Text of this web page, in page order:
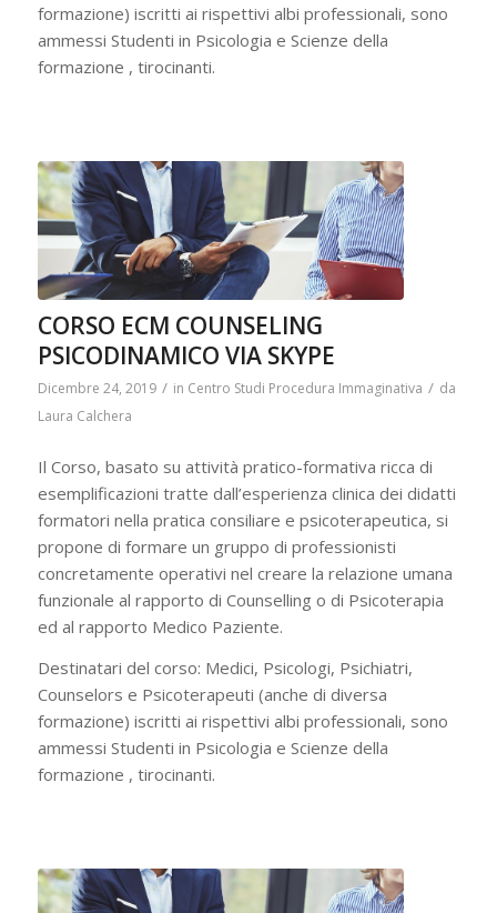
formazione) iscritti ai rispettivi albi professionali, sono
ammessi Studenti in Psicologia e Scienze della
formazione , tirocinanti.
CORSO ECM COUNSELING
PSICODINAMICO VIA SKYPE
Dicembre 24, 2019 / in Centro Studi Procedura Immaginativa / da
Laura Calchera
Il Corso, basato su attività pratico-formativa ricca di
esemplificazioni tratte dall’esperienza clinica dei didatti
formatori nella pratica consiliare e psicoterapeutica, si
propone di formare un gruppo di professionisti
concretamente operativi nel creare la relazione umana
funzionale al rapporto di Counselling o di Psicoterapia
ed al rapporto Medico Paziente.
Destinatari del corso: Medici, Psicologi, Psichiatri,
Counselors e Psicoterapeuti (anche di diversa
formazione) iscritti ai rispettivi albi professionali, sono
ammessi Studenti in Psicologia e Scienze della
formazione , tirocinanti.